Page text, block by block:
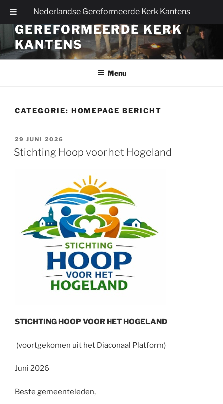
Nederlandse Gereformeerde Kerk Kantens
naar
inhoud
NEDERLANDSE
GEREFORMEERDE KERK
KANTENS
Menu
CATEGORIE: HOMEPAGE BERICHT
GEPLAATST
OP
29 JUNI 2026
Stichting Hoop voor het Hogeland
STICHTING HOOP VOOR HET HOGELAND
(voortgekomen uit het Diaconaal Platform)
Juni 2026
Beste gemeenteleden,